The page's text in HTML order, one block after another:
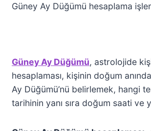
Güney Ay Düğümü hesaplama
Güney Ay Düğümü, astrolojide
hesaplaması, kişinin doğum
Ay Düğümü’nü belirlemek, hangi
tarihinin yanı sıra doğum saati